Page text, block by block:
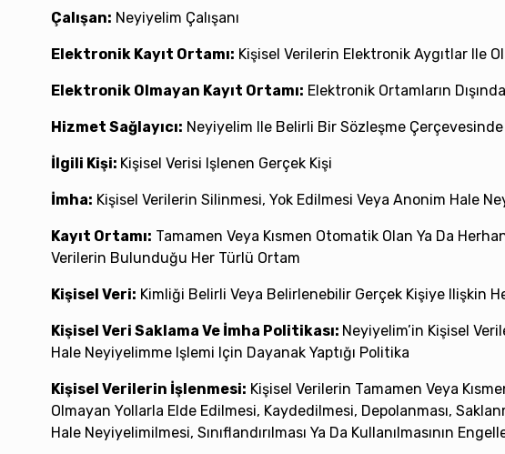
Çalışan: Neyiyelim Çalışanı
Elektronik Kayıt Ortamı: Kişisel Verilerin Elektronik Aygıtlar Ile
Elektronik Olmayan Kayıt Ortamı: Elektronik Ortamların
Hizmet Sağlayıcı: Neyiyelim Ile Belirli Bir Sözleşme
İlgili Kişi: Kişisel Verisi Işlenen Gerçek Kişi
İmha: Kişisel Verilerin Silinmesi, Yok Edilmesi Veya Anonim Hale
Kayıt Ortamı: Tamamen Veya Kısmen Otomatik Olan Ya Da
Verilerin Bulunduğu Her Türlü Ortam
Kişisel Veri: Kimliği Belirli Veya Belirlenebilir Gerçek Kişiye Ilişkin
Kişisel Veri Saklama Ve İmha Politikası: Neyiyelim’in Kişisel
Hale Neyiyelimme Işlemi Için Dayanak Yaptığı Politika
Kişisel Verilerin İşlenmesi: Kişisel Verilerin Tamamen Veya
Olmayan Yollarla Elde Edilmesi, Kaydedilmesi, Depolanması,
Hale Neyiyelimilmesi, Sınıflandırılması Ya Da Kullanılmasının